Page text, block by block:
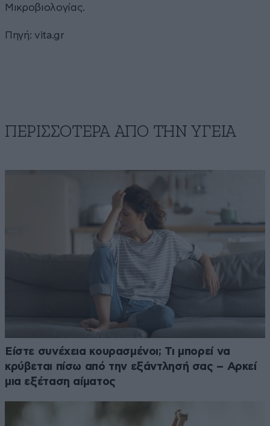
Μικροβιολογίας.
Πηγή: vita.gr
ΠΕΡΙΣΣΟΤΕΡΑ ΑΠΟ ΤΗΝ ΥΓΕΙΑ
Είστε συνέχεια κουρασμένοι; Τι μπορεί να
κρύβεται πίσω από την εξάντλησή σας – Αρκεί
μια εξέταση αίματος